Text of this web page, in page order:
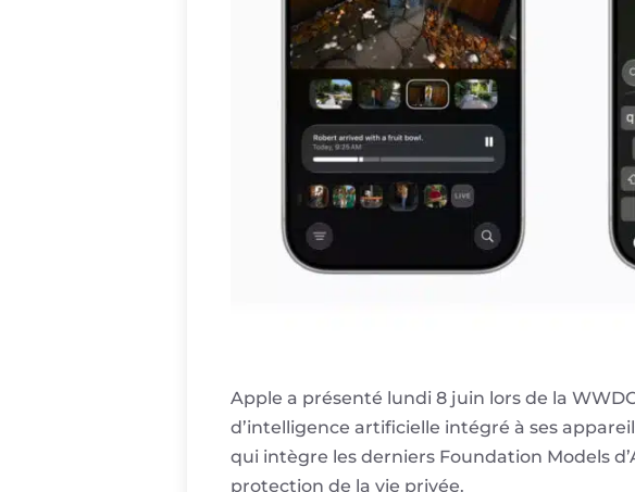
Apple a présenté lundi 8 juin lors de la
d’intelligence artificielle intégré à ses
qui intègre les derniers Foundation Models
protection de la vie privée.